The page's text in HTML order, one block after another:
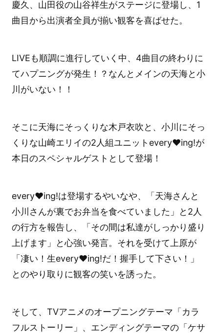
慶久、山田役の山谷祥生がステージに登場し、1
曲目から出演者全員が揃い観客を喜ばせた。
LIVEも順調に進行していく中、4曲目の終わりに
てハプニングが発生！？なんとメインの天海と小
川がいない！！
そこに天海にそっくりな木戸衣吹と、小川にそっ
くりな山崎エリイの2人組ユニットevery♥ing!が
本日のスペシャルゲストとして登場！
every♥ing!は登場するやいなや、「天海さんと
小川さんが裏でお弁当を食べていました」と2人
の行方を報告し、「その間は私達がしっかり盛り
上げます」と心強い発言。それを受けて上原が
「凄い！生every♥ing!だ！握手して下さい！」
とのやり取りに観客の笑いを誘った。
そして、TVアニメのオープニングテーマ「カラ
フルストーリー」、エンディングテーマの「ケサ